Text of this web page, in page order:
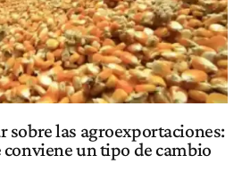
sobre las agroexportaciones:
conviene un tipo de cambio